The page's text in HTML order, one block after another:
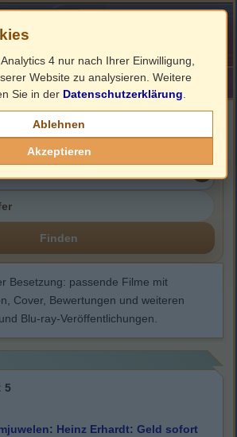
Finden
Besetzung: passende Filme mit
Cover, Bewertungen und weiteren
Blu-ray-Veröffentlichungen.
5
Heinz Erhardt: Geld sofort
4 nur nach Ihrer Einwilligung,
Website zu analysieren. Weitere
Sie in der Datenschutzerklärung
Ablehnen
Akzeptieren